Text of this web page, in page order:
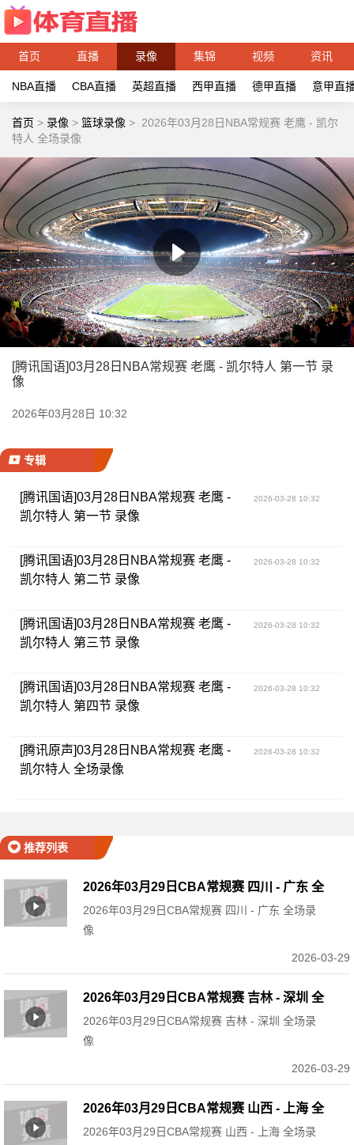
首页 直播 录像 集锦 视频 资讯
NBA直播 CBA直播 英超直播 西甲直播 德甲直播 意甲直
首页 > 录像 > 篮球录像 > 2026年03月28日NBA常规赛 老鹰 - 凯尔
特人 全场录像
[腾讯国语]03月28日NBA常规赛 老鹰 - 凯尔特人 第一节 录
像
2026年03月28日 10:32
专辑
[腾讯国语]03月28日NBA常规赛 老鹰 -
凯尔特人 第一节 录像
2026-03-28 10:32
[腾讯国语]03月28日NBA常规赛 老鹰 -
凯尔特人 第二节 录像
2026-03-28 10:32
[腾讯国语]03月28日NBA常规赛 老鹰 -
凯尔特人 第三节 录像
2026-03-28 10:32
[腾讯国语]03月28日NBA常规赛 老鹰 -
凯尔特人 第四节 录像
2026-03-28 10:32
[腾讯原声]03月28日NBA常规赛 老鹰 -
凯尔特人 全场录像
2026-03-28 10:32
推荐列表
2026年03月29日CBA常规赛 四川 - 广东 全
场录像
2026年03月29日CBA常规赛 四川 - 广东 全场录
像
2026-03-29
2026年03月29日CBA常规赛 吉林 - 深圳 全
场录像
2026年03月29日CBA常规赛 吉林 - 深圳 全场录
像
2026-03-29
2026年03月29日CBA常规赛 山西 - 上海 全
场录像
2026年03月29日CBA常规赛 山西 - 上海 全场录